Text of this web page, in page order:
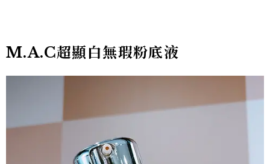
M.A.C超顯白無瑕粉底液